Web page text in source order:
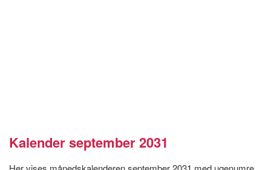
Kalender september 2031